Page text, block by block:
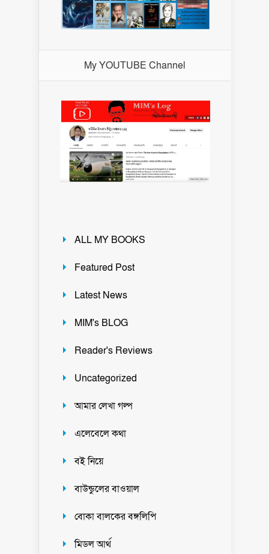
My YOUTUBE Channel
ALL MY BOOKS
Featured Post
Latest News
MIM's BLOG
Reader's Reviews
Uncategorized
আমার লেখা গল্প
এলেবেলে কথা
বই নিয়ে
বাউন্ডুলের বাওয়াল
বোকা বালকের বঙ্গলিপি
মিডল আর্থ